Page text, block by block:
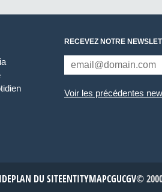
RECEVEZ NOTRE
Voir les précédentes
PLAN DU SITEENTITYMAPCGUCGV©